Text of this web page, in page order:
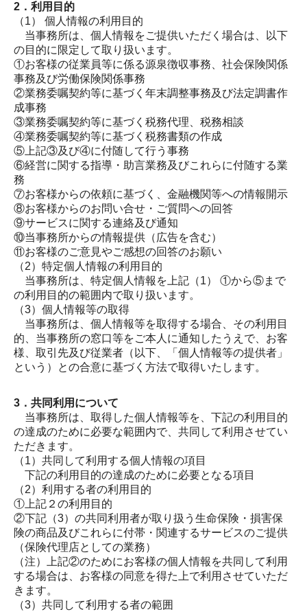
職員インタビュー
研修制度・キャリアアップ
数字で見るタスクマネジメント
募集要項
お問い合せ
個人情報保護方針
2．利用目的
（1） 個人情報の利用目的
当事務所は、個人情報をご提供いただく場合は、以下
の目的に限定して取り扱います。
①お客様の従業員等に係る源泉徴収事務、社会保険関係
事務及び労働保険関係事務
②業務委嘱契約等に基づく年末調整事務及び法定調書作
成事務
③業務委嘱契約等に基づく税務代理、税務相談
④業務委嘱契約等に基づく税務書類の作成
⑤上記③及び④に付随して行う事務
⑥経営に関する指導・助言業務及びこれらに付随する業
務
⑦お客様からの依頼に基づく、金融機関等への情報開示
⑧お客様からのお問い合せ・ご質問への回答
⑨サービスに関する連絡及び通知
⑩当事務所からの情報提供（広告を含む）
⑪お客様のご意見やご感想の回答のお願い
（2）特定個人情報の利用目的
当事務所は、特定個人情報を上記（1） ①から⑤まで
の利用目的の範囲内で取り扱います。
（3）個人情報等の取得
当事務所は、個人情報等を取得する場合、その利用目
的、当事務所の窓口等をご本人に通知したうえで、お客
様、取引先及び従業者（以下、「個人情報等の提供者」
という）との合意に基づく方法で取得いたします。
3．共同利用について
当事務所は、取得した個人情報等を、下記の利用目的
の達成のために必要な範囲内で、共同して利用させてい
ただきます。
（1）共同して利用する個人情報の項目
下記の利用目的の達成のために必要となる項目
（2）利用する者の利用目的
①上記２の利用目的
②下記（3）の共同利用者が取り扱う生命保険・損害保
険の商品及びこれらに付帯・関連するサービスのご提供
（保険代理店としての業務）
（注）
上記②のためにお客様の個人情報を共同して利用
する場合は、お客様の同意を得た上で利用させていただ
きます。
（3）共同して利用する者の範囲